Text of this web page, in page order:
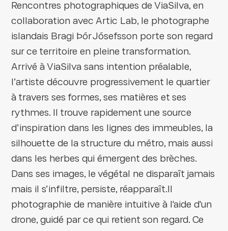
Rencontres photographiques de ViaSilva, en
collaboration avec Artic Lab, le photographe
islandais Bragi Þór Jósefsson porte son regard
sur ce territoire en pleine transformation.
Arrivé à ViaSilva sans intention préalable,
l’artiste découvre progressivement le quartier
à travers ses formes, ses matières et ses
rythmes. Il trouve rapidement une source
d’inspiration dans les lignes des immeubles, la
silhouette de la structure du métro, mais aussi
dans les herbes qui émergent des brèches.
Dans ses images, le végétal ne disparaît jamais
mais il s’infiltre, persiste, réapparaît.Il
photographie de manière intuitive à l'aide d'un
drone, guidé par ce qui retient son regard. Ce